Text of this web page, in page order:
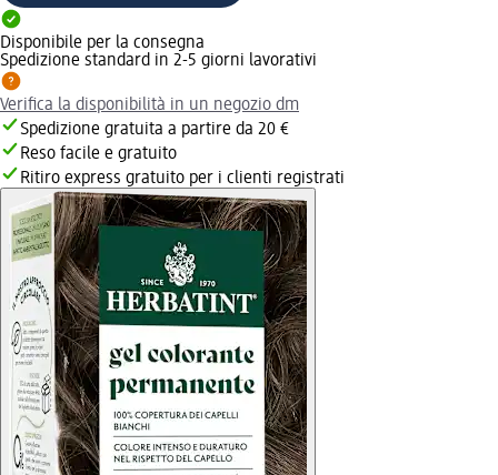
Disponibile per la consegna
Spedizione standard in 2-5 giorni lavorativi
Verifica la disponibilità in un negozio dm
Spedizione gratuita a partire da 20 €
Reso facile e gratuito
Ritiro express gratuito per i clienti registrati